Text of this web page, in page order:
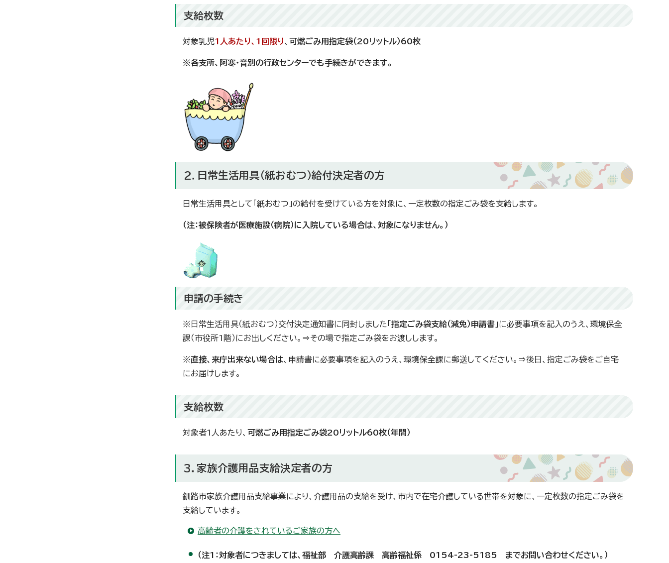
支給枚数
対象乳児1人あたり、1回限り、 可燃ごみ用指定袋（20リットル）60枚
※各支所、阿寒・音別の行政センターでも手続きができます。
2．日常生活用具（紙おむつ）給付決定者の方
日常生活用具として「紙おむつ」の給付を受けている方を対象に、一定枚数の指定ごみ袋を支給します。
（注：被保険者が医療施設（病院）に入院している場合は、対象になりません。）
申請の手続き
※日常生活用具（紙おむつ）交付決定通知書に同封しました「 指定ごみ袋支給（減免）申請書 」に必要事項を記入のうえ、環境保全
課（市役所1階）にお出しください。⇒その場で指定ごみ袋をお渡しします。
※直接、来庁出来ない場合は、申請書に必要事項を記入のうえ、環境保全課に郵送してください。⇒後日、指定ごみ袋をご自宅
にお届けします。
支給枚数
対象者1人あたり、 可燃ごみ用指定ごみ袋20リットル60枚（年間）
3．家族介護用品支給決定者の方
釧路市家族介護用品支給事業により、介護用品の支給を受け、市内で在宅介護している世帯を対象に、一定枚数の指定ごみ袋を
支給しています。
高齢者の介護をされているご家族の方へ
（注1：対象者につきましては、福祉部 介護高齢課 高齢福祉係 0154-23-5185 までお問い合わせください。）